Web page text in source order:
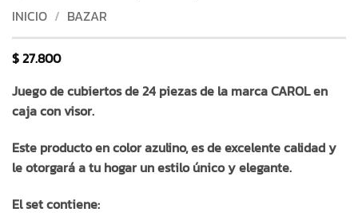
INICIO / BAZAR
$27.800
Juego de cubiertos de 24 piezas de la marca CAROL en
caja con visor.
Este producto en color azulino, es de excelente calidad y
le otorgará a tu hogar un estilo único y elegante.
El set contiene: